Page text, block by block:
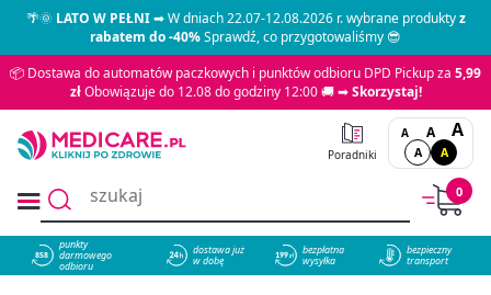
🌴🌞LATO W PEŁNI➡ W dniach 22.07-12.08.2026 r. wybrane produktyz
rabatem do -40%Sprawdź, co przygotowaliśmy 😎
📦 Dostawa do automatów paczkowych i punktów odbioru DPD Pickup za 5,99
złObowiązuje do 12.08 do godziny 12:00 🚚 ➡Skorzystaj!
Poradniki
A A A
A A
0
858
punkty
darmowego
odbioru
dostawa już
w dobę
bezpłatna
wysyłka
bezpieczny
transport